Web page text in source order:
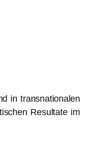
in transnationalen
Resultate im